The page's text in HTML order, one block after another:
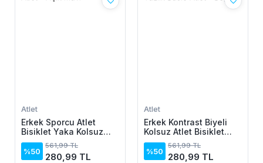
Atlet
Erkek Sporcu Atlet
Bisiklet Yaka Kolsuz
Yazlık Atlet - Açık Mavi
%50
561,99 TL
280,99 TL
Atlet
Erkek Kontrast Biyeli
Kolsuz Atlet Bisiklet
Yaka Yazlık Basic Atlet
- Beyaz
%50
561,99 TL
280,99 TL